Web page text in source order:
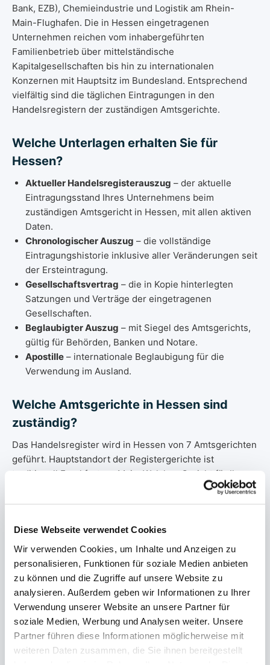
Diese Webseite verwendet Cookies
Wir verwenden Cookies, um Inhalte und Anzeigen zu
personalisieren, Funktionen für soziale Medien anbieten
zu können und die Zugriffe auf unsere Website zu
analysieren. Außerdem geben wir Informationen zu Ihrer
Verwendung unserer Website an unsere Partner für
soziale Medien, Werbung und Analysen weiter. Unsere
Partner führen diese Informationen möglicherweise mit
weiteren Daten zusammen, die Sie ihnen bereitgestellt
Bank, EZB), Chemieindustrie und Logistik am Rhein-
Main-Flughafen. Die in Hessen eingetragenen
Unternehmen reichen vom inhabergeführten
Familienbetrieb über mittelständische
Kapitalgesellschaften bis hin zu internationalen
Konzernen mit Hauptsitz im Bundesland. Entsprechend
vielfältig sind die täglichen Eintragungen in den
Handelsregistern der zuständigen Amtsgerichte.
Welche Unterlagen erhalten Sie für
Hessen?
Aktueller Handelsregisterauszug – der aktuelle
Eintragungsstand Ihres Unternehmens beim
zuständigen Amtsgericht in Hessen, mit allen aktiven
Daten.
Chronologischer Auszug – die vollständige
Eintragungshistorie inklusive aller Veränderungen seit
der Ersteintragung.
Gesellschaftsvertrag – die in Kopie hinterlegten
Satzungen und Verträge der eingetragenen
Gesellschaften.
Beglaubigter Auszug – mit Siegel des Amtsgerichts,
gültig für Behörden, Banken und Notare.
Apostille – internationale Beglaubigung für die
Verwendung im Ausland.
Welche Amtsgerichte in Hessen sind
zuständig?
Das Handelsregister wird in Hessen von 7 Amtsgerichten
geführt. Hauptstandort der Registergerichte ist
traditionell Frankfurt am Main. Welches Gericht für Ihr
Unternehmen zuständig ist, hängt vom eingetragenen
Sitz ab — wir leiten Ihre Bestellung automatisch an das
Handelsregister in Hessen:
Rechtsgrundlage
Das Handelsregister wird in Hessen elektronisch geführt
— wie bundesweit seit der Reform 2007.
Rechtsgrundlage sind insbesondere § 8 HGB (Einrichtung